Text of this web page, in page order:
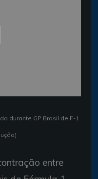
durante GP Brasil de F-1
entre